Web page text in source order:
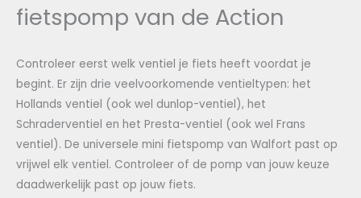
fietspomp van de Action
Controleer eerst welk ventiel je fiets heeft voordat je
begint. Er zijn drie veelvoorkomende ventieltypen: het
Hollands ventiel (ook wel dunlop-ventiel), het
Schraderventiel en het Presta-ventiel (ook wel Frans
ventiel). De universele mini fietspomp van Walfort past op
vrijwel elk ventiel. Controleer of de pomp van jouw keuze
daadwerkelijk past op jouw fiets.